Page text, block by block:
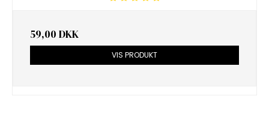
59,00 DKK
VIS PRODUKT